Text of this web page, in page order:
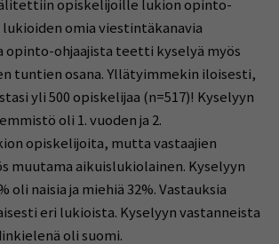
opiskelijoille lukion opinto-
omia viestintäkanavia
opinto-ohjaajista teetti kyselyä myös
tuntien osana. Yllätyimmekin iloisesti,
yli 500 opiskelijaa (n=517)! Kyselyyn
oli 1. vuoden ja 2.
opiskelijoita, mutta vastaajien
muutama aikuislukiolainen. Kyselyyn
oli naisia ja miehiä 32%. Vastauksia
eri lukioista. Kyselyyn vastanneista
oli suomi.